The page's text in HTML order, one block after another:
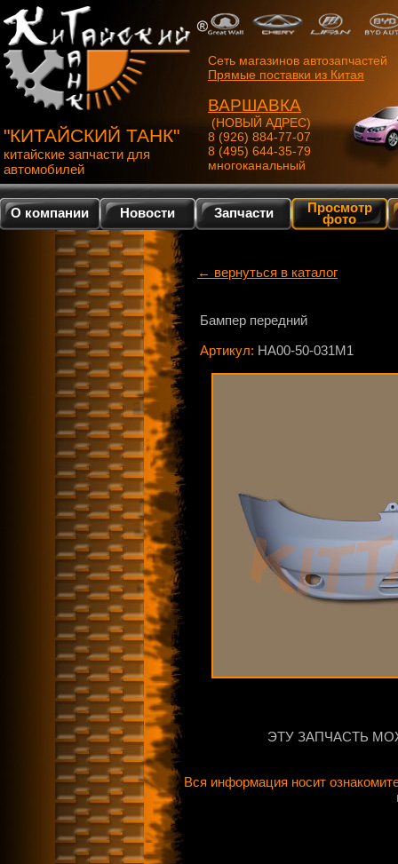
"КИТАЙСКИЙ ТАНК"
китайские запчасти для
автомобилей
Сеть магазинов автозапчастей
Прямые поставки из Китая
ВАРШАВКА
(НОВЫЙ АДРЕС)
8 (926) 884-77-07
8 (495) 644-35-79
многоканальный
О компании Новости Запчасти Просмотр
фото
← вернуться в каталог
Бампер передний
Артикул: HA00-50-031M1
ЭТУ ЗАПЧАСТЬ
Вся информация носит